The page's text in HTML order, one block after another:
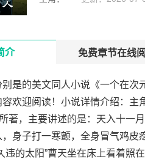
介 免费章节在线
是的美文同人小说《一个在次
欢迎阅读！小说详情介绍：主
所著，主要讲述的是：天入十一
身子打一寒颤，全身冒气鸡皮
违的太阳”曹天坐在床上看着照